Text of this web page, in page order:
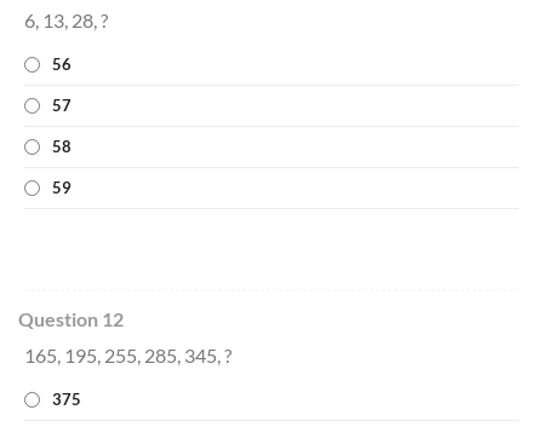
6, 13, 28, ?
56
57
58
59
Question 12
165, 195, 255, 285, 345, ?
375